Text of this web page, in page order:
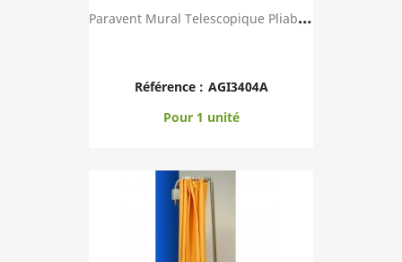
P
Aravent Mural Telescopique Pliable Avec Toile ...
Référence : AGI3404A
Pour 1 unité